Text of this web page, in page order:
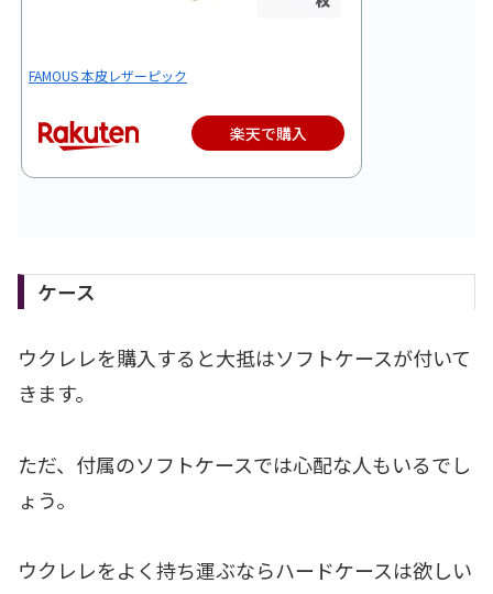
FAMOUS 本皮レザーピック
楽天で購入
ケース
ウクレレを購入すると大抵はソフトケースが付いて
きます。
ただ、付属のソフトケースでは心配な人もいるでし
ょう。
ウクレレをよく持ち運ぶならハードケースは欲しい